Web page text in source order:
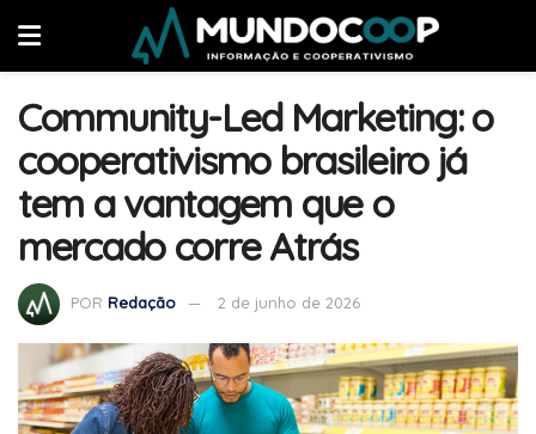
Community-Led Marketing: o
cooperativismo brasileiro já
tem a vantagem que o
mercado corre Atrás
POR Redação 2 de junho de 2026